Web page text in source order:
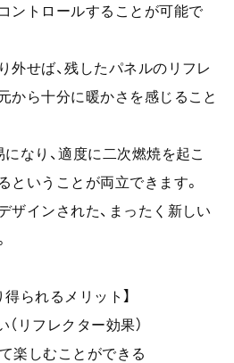
ントロールすることが可能で
外せば、残したパネルのリフレ
から十分に暖かさを感じること
なり、適度に二次燃焼を起こ
ということが両立できます。
ザインされた、まったく新しい
られるメリット】
リフレクター効果）
楽しむことができる